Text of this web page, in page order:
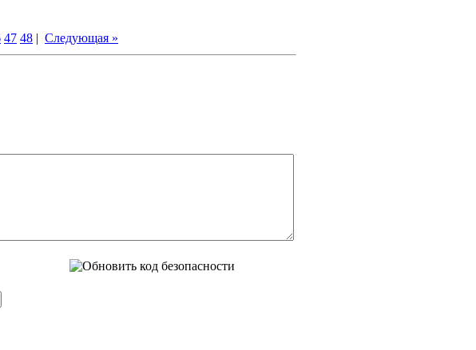
47 48 | Следующая »